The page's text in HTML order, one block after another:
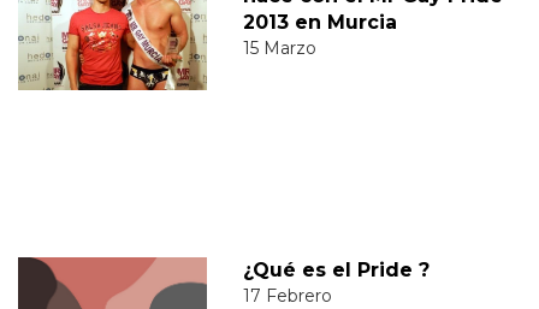
2013 en Murcia
15 Marzo
¿Qué es el Pride ?
17 Febrero